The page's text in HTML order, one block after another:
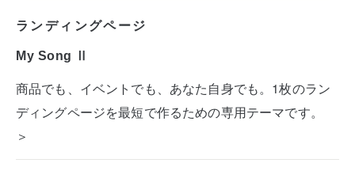
ランディングページ
My Song Ⅱ
商品でも、イベントでも、あなた自身でも。1枚のラン
ディングページを最短で作るための専用テーマです。
＞